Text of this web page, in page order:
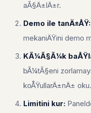
aÃ§Ä±lÄ±r.
Demo ile tanÄ±ÅŸ:
mekaniÄŸini demo
KÃ¼Ã§Ã¼k
bÃ¼tÃ§eni
koÅŸullarÄ±nÄ± oku.
Limitini kur: